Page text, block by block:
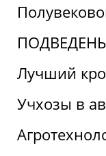
Лучший
Учхозы в